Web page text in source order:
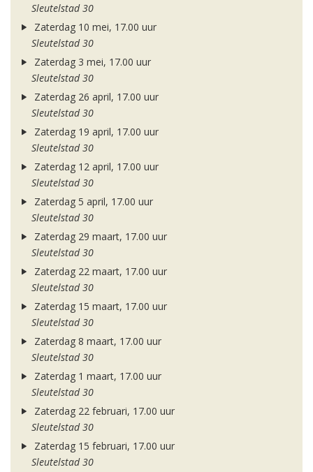
Sleutelstad 30
Zaterdag 10 mei, 17.00 uur
Sleutelstad 30
Zaterdag 3 mei, 17.00 uur
Sleutelstad 30
Zaterdag 26 april, 17.00 uur
Sleutelstad 30
Zaterdag 19 april, 17.00 uur
Sleutelstad 30
Zaterdag 12 april, 17.00 uur
Sleutelstad 30
Zaterdag 5 april, 17.00 uur
Sleutelstad 30
Zaterdag 29 maart, 17.00 uur
Sleutelstad 30
Zaterdag 22 maart, 17.00 uur
Sleutelstad 30
Zaterdag 15 maart, 17.00 uur
Sleutelstad 30
Zaterdag 8 maart, 17.00 uur
Sleutelstad 30
Zaterdag 1 maart, 17.00 uur
Sleutelstad 30
Zaterdag 22 februari, 17.00 uur
Sleutelstad 30
Zaterdag 15 februari, 17.00 uur
Sleutelstad 30